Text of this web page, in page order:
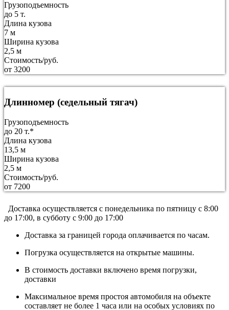
Грузоподъемность
до 5 т.
Длина кузова
7 м
Ширина кузова
2,5 м
Стоимость/руб.
от 3200
Длинномер (седельный тягач)
Грузоподъемность
до 20 т.*
Длина кузова
13,5 м
Ширина кузова
2,5 м
Стоимость/руб.
от 7200
Доставка осуществляется c понедельника по пятницу с 8:00
до 17:00, в субботу с 9:00 до 17:00
Доставка за границей города оплачивается по часам.
Погрузка осуществляется на открытые машины.
В стоимость доставки включено время погрузки,
доставки
Максимальное время простоя автомобиля на объекте
составляет не более 1 часа или на особых условиях по